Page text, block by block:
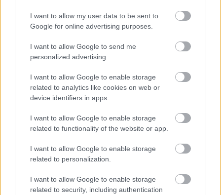
I want to allow my user data to be sent to
Google for online advertising purposes.
I want to allow Google to send me
personalized advertising.
I want to allow Google to enable storage
related to analytics like cookies on web or
device identifiers in apps.
I want to allow Google to enable storage
related to functionality of the website or app.
I want to allow Google to enable storage
related to personalization.
I want to allow Google to enable storage
related to security, including authentication
Palencsár Tibor
https://p1race.hu
- Advertisment -